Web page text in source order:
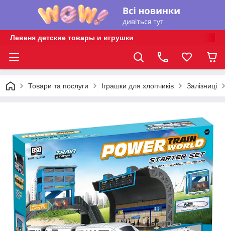
Левеня детские товары и игрушки
Товари та послуги Іграшки для хлопчиків Залізниці